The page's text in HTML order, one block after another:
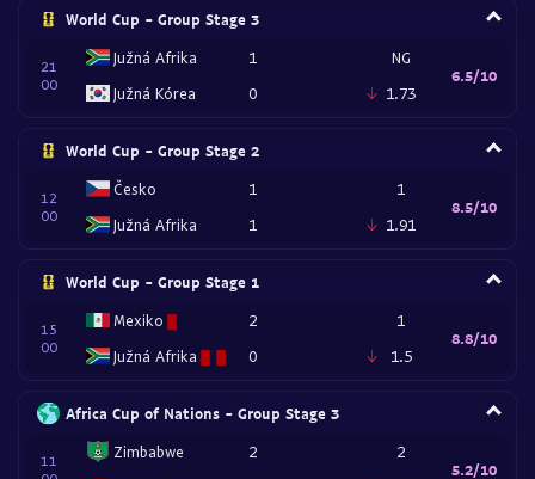
World Cup - Group Stage 3
21
00
Južná Afrika
Južná Kórea
1
0
NG
1.73
6.5/10
World Cup - Group Stage 2
12
00
Česko
Južná Afrika
1
1
1
1.91
8.5/10
World Cup - Group Stage 1
15
00
Mexiko
Južná Afrika
2
0
1
1.5
8.8/10
Africa Cup of Nations - Group Stage 3
11
Zimbabwe
2
2
5.2/10